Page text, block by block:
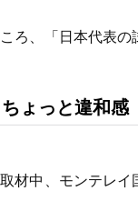
ろ、「日本代表
ょっと違和感
材中、モンテレ